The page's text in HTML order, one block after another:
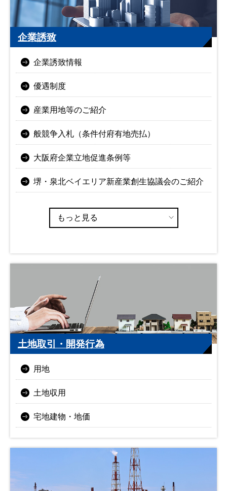
企業誘致
企業誘致情報
優遇制度
産業用地等のご紹介
般競争入札（条件付府有地売払）
大阪府企業立地促進条例等
堺・泉北ベイエリア新産業創生協議会のご紹介
もっと見る
土地取引・開発行為
用地
土地収用
宅地建物・地価